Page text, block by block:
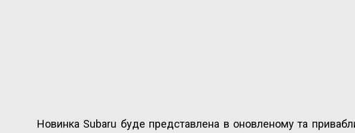
Новинка Subaru буде представлена в оновленому та